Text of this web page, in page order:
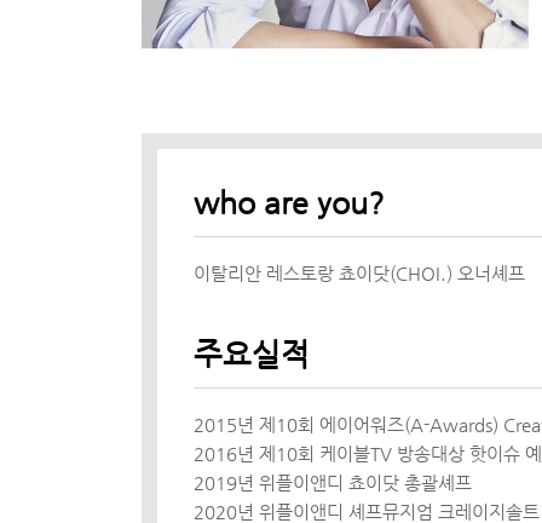
who are you?
이탈리안 레스토랑 쵸이닷(CHOI.) 오너셰프
주요실적
2015년 제10회 에이어워즈(A-Awards)
2016년 제10회 케이블TV 방송대상 핫이슈
2019년 위플이앤디 쵸이닷 총괄셰프
2020년 위플이앤디 셰프뮤지엄 크레이지솔